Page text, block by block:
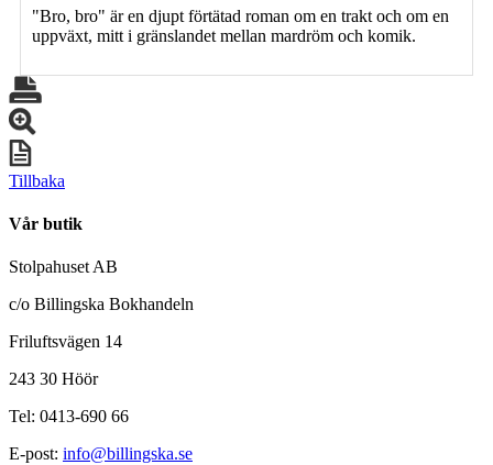
"Bro, bro" är en djupt förtätad roman om en trakt och om en
uppväxt, mitt i gränslandet mellan mardröm och komik.
Tillbaka
Vår butik
Stolpahuset AB
c/o Billingska Bokhandeln
Friluftsvägen 14
243 30 Höör
Tel: 0413-690 66
E-post: info@billingska.se